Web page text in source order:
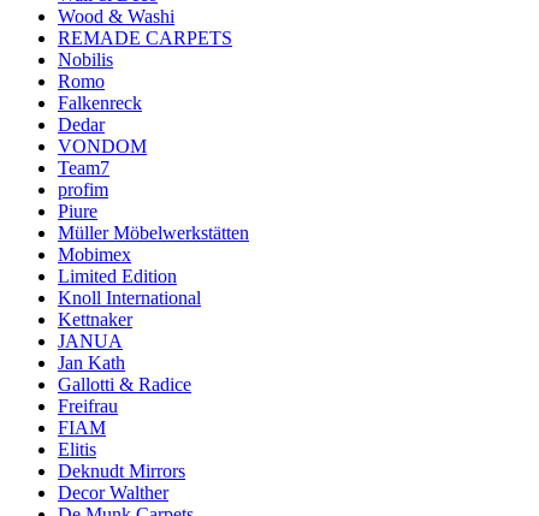
Wood & Washi
REMADE CARPETS
Nobilis
Romo
Falkenreck
Dedar
VONDOM
Team7
profim
Piure
Müller Möbelwerkstätten
Mobimex
Limited Edition
Knoll International
Kettnaker
JANUA
Jan Kath
Gallotti & Radice
Freifrau
FIAM
Elitis
Deknudt Mirrors
Decor Walther